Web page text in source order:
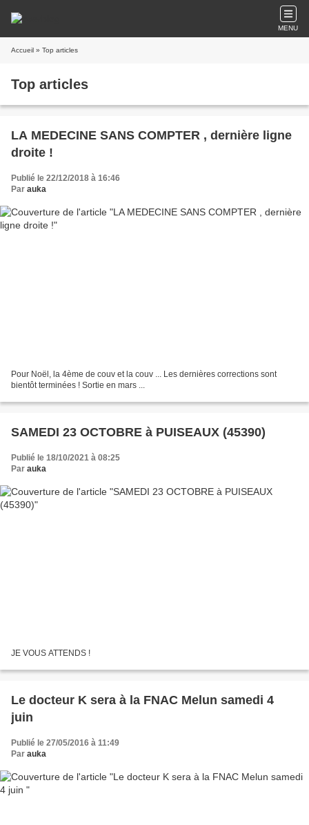
MENU
Accueil » Top articles
Top articles
LA MEDECINE SANS COMPTER , dernière ligne
droite !
Publié le 22/12/2018 à 16:46
Par auka
Pour Noël, la 4ème de couv et la couv ... Les dernières corrections sont
bientôt terminées ! Sortie en mars ...
SAMEDI 23 OCTOBRE à PUISEAUX (45390)
Publié le 18/10/2021 à 08:25
Par auka
JE VOUS ATTENDS !
Le docteur K sera à la FNAC Melun samedi 4
juin
Publié le 27/05/2016 à 11:49
Par auka